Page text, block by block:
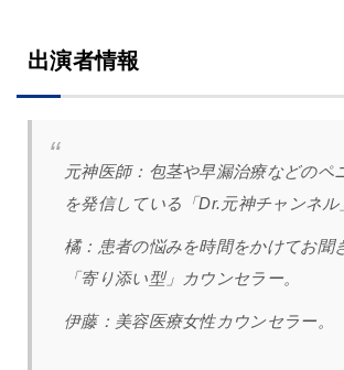
出演者情報
元神医師： 包茎や早漏治療などのペ
を発信している「Dr.元神チャンネル
橘： 患者の悩みを時間をかけてお聞
「寄り添い型」カウンセラー。
伊藤：美容医療女性カウンセラー。